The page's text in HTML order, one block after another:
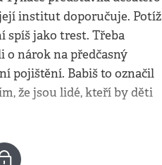
institut doporučuje. Potíž
spíš jako trest. Třeba
o nárok na předčasný
pojištění. Babiš to označil
že jsou lidé, kteří by děti